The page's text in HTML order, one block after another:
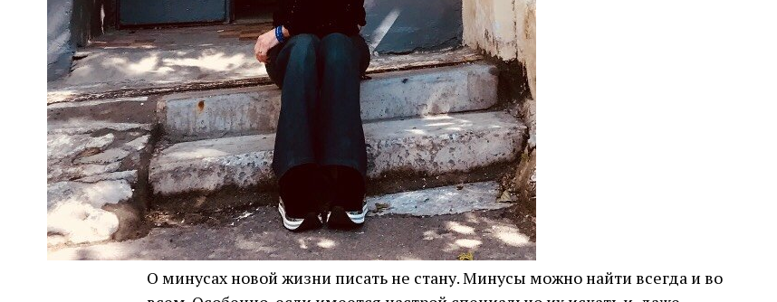
О минусах новой жизни писать не стану. Минусы можно найти всегда и во